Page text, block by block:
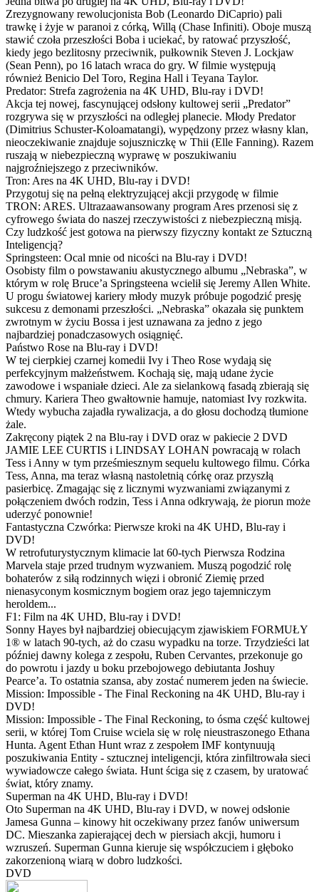
Zrezygnowany rewolucjonista Bob (Leonardo DiCaprio) pali
trawkę i żyje w paranoi z córką, Willą (Chase Infiniti). Oboje muszą
stawić czoła przeszłości Boba i uciekać, by ratować przyszłość,
kiedy jego bezlitosny przeciwnik, pułkownik Steven J. Lockjaw
(Sean Penn), po 16 latach wraca do gry. W filmie występują
również Benicio Del Toro, Regina Hall i Teyana Taylor.
Predator: Strefa zagrożenia na 4K UHD, Blu-ray i DVD!
Akcja tej nowej, fascynującej odsłony kultowej serii „Predator”
rozgrywa się w przyszłości na odległej planecie. Młody Predator
(Dimitrius Schuster-Koloamatangi), wypędzony przez własny klan,
nieoczekiwanie znajduje sojuszniczkę w Thii (Elle Fanning). Razem
ruszają w niebezpieczną wyprawę w poszukiwaniu
najgroźniejszego z przeciwników.
Tron: Ares na 4K UHD, Blu-ray i DVD!
Przygotuj się na pełną elektryzującej akcji przygodę w filmie
TRON: ARES. Ultrazaawansowany program Ares przenosi się z
cyfrowego świata do naszej rzeczywistości z niebezpieczną misją.
Czy ludzkość jest gotowa na pierwszy fizyczny kontakt ze Sztuczną
Inteligencją?
Springsteen: Ocal mnie od nicości na Blu-ray i DVD!
Osobisty film o powstawaniu akustycznego albumu „Nebraska”, w
którym w rolę Bruce’a Springsteena wcielił się Jeremy Allen White.
U progu światowej kariery młody muzyk próbuje pogodzić presję
sukcesu z demonami przeszłości. „Nebraska” okazała się punktem
zwrotnym w życiu Bossa i jest uznawana za jedno z jego
najbardziej ponadczasowych osiągnięć.
Państwo Rose na Blu-ray i DVD!
W tej cierpkiej czarnej komedii Ivy i Theo Rose wydają się
perfekcyjnym małżeństwem. Kochają się, mają udane życie
zawodowe i wspaniałe dzieci. Ale za sielankową fasadą zbierają się
chmury. Kariera Theo gwałtownie hamuje, natomiast Ivy rozkwita.
Wtedy wybucha zajadła rywalizacja, a do głosu dochodzą tłumione
żale.
Zakręcony piątek 2 na Blu-ray i DVD oraz w pakiecie 2 DVD
JAMIE LEE CURTIS i LINDSAY LOHAN powracają w rolach
Tess i Anny w tym prześmiesznym sequelu kultowego filmu. Córka
Tess, Anna, ma teraz własną nastoletnią córkę oraz przyszłą
pasierbicę. Zmagając się z licznymi wyzwaniami związanymi z
połączeniem dwóch rodzin, Tess i Anna odkrywają, że piorun może
uderzyć ponownie!
Fantastyczna Czwórka: Pierwsze kroki na 4K UHD, Blu-ray i
DVD!
W retrofuturystycznym klimacie lat 60-tych Pierwsza Rodzina
Marvela staje przed trudnym wyzwaniem. Muszą pogodzić rolę
bohaterów z siłą rodzinnych więzi i obronić Ziemię przed
nienasyconym kosmicznym bogiem oraz jego tajemniczym
heroldem...
F1: Film na 4K UHD, Blu-ray i DVD!
Sonny Hayes był najbardziej obiecującym zjawiskiem FORMUŁY
1® w latach 90-tych, aż do czasu wypadku na torze. Trzydzieści lat
później dawny kolega z zespołu, Ruben Cervantes, przekonuje go
do powrotu i jazdy u boku przebojowego debiutanta Joshuy
Pearce’a. To ostatnia szansa, aby zostać numerem jeden na świecie.
Mission: Impossible - The Final Reckoning na 4K UHD, Blu-ray i
DVD!
Mission: Impossible - The Final Reckoning, to ósma część kultowej
serii, w której Tom Cruise wciela się w rolę nieustraszonego Ethana
Hunta. Agent Ethan Hunt wraz z zespołem IMF kontynuują
poszukiwania Entity - sztucznej inteligencji, która zinfiltrowała sieci
wywiadowcze całego świata. Hunt ściga się z czasem, by uratować
świat, który znamy.
Superman na 4K UHD, Blu-ray i DVD!
Oto Superman na 4K UHD, Blu-ray i DVD, w nowej odsłonie
Jamesa Gunna – kinowy hit oczekiwany przez fanów uniwersum
DC. Mieszanka zapierającej dech w piersiach akcji, humoru i
wzruszeń. Superman Gunna kieruje się współczuciem i głęboko
zakorzenioną wiarą w dobro ludzkości.
DVD